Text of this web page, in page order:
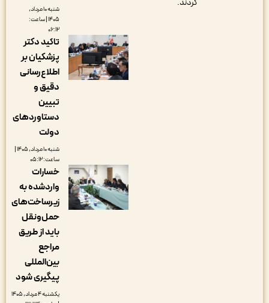
شنبه ۱۰ مرداد,
۱۴۰۵ | ساعت:
تاکید دکتر
پزشکیان بر
اطلاع‌رسانی
دستاوردهای
شنبه ۱۰ مرداد, ۱۴۰۵ |
خسارات
واردشده به
زیرساخت‌های
حمل‌ونقل
باید از طریق
بین‌المللی
پیگیری شود
یکشنبه ۴ مرداد, ۱۴۰۵